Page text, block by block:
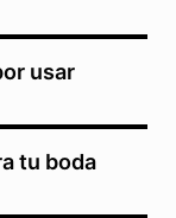
usar
tu boda